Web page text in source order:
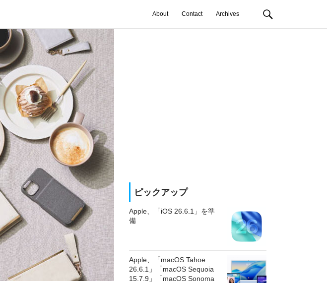
About Contact Archives
ピックアップ
Apple、「iOS 26.6.1」を準
備
Apple、「macOS Tahoe
26.6.1」「macOS Sequoia
15.7.9」「macOS Sonoma